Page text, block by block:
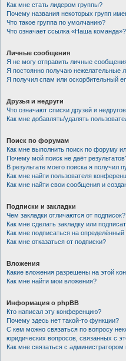
Как мне стать лидером группы?
Почему названия некоторых групп
Что такое группа по умолчанию?
Что означает ссылка «Наша команда»?
Личные сообщения
Я не могу отправить личные
Я постоянно получаю нежелательные
Я получил спам или оскорбительный
Друзья и недруги
Что означают списки друзей и
Как мне добавлять/удалять
Поиск по форумам
Как мне выполнить поиск по форуму
Почему мой поиск не даёт
В результате моего поиска я получил
Как мне найти пользователя
Как мне найти свои сообщения и
Подписки и закладки
Чем закладки отличаются от подписок?
Как мне сделать закладку или
Как мне подписаться на
Как мне отказаться от подписки?
Вложения
Какие вложения разрешены на этой
Как мне найти мои вложения?
Информация о phpBB
Кто написал эту конференцию?
Почему здесь нет такой-то функции?
С кем можно связаться по вопросу
юридических вопросов, связанных с
Как мне связаться с